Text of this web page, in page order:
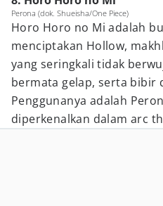
Perona (dok. Shueisha/One Piece)
Horo Horo no Mi adalah
menciptakan Hollow,
yang seringkali tidak
bermata gelap, serta bibir
Penggunanya adalah
diperkenalkan dalam arc